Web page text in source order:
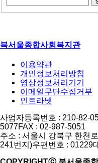
북서울종합사회복지관
이용약관
개인정보처리방침
영상정보처리기기
이메일무단수집거부
인트라넷
사업자등록번호 : 210-82-
5077FAX : 02-987-5051
주소 : 서울시 강북구 한천
241번지)우편번호 : 01229